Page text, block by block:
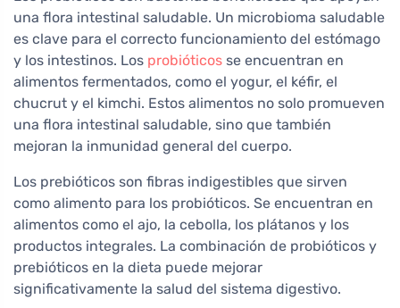
una flora intestinal saludable. Un microbioma saludable
es clave para el correcto funcionamiento del estómago
y los intestinos. Los probióticos se encuentran en
alimentos fermentados, como el yogur, el kéfir, el
chucrut y el kimchi. Estos alimentos no solo promueven
una flora intestinal saludable, sino que también
mejoran la inmunidad general del cuerpo.
Los prebióticos son fibras indigestibles que sirven
como alimento para los probióticos. Se encuentran en
alimentos como el ajo, la cebolla, los plátanos y los
productos integrales. La combinación de probióticos y
prebióticos en la dieta puede mejorar
significativamente la salud del sistema digestivo.